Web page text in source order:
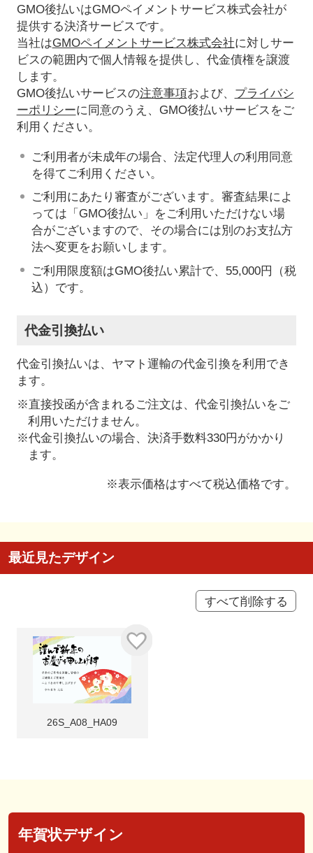
GMO後払いはGMOペイメントサービス株式会社が
提供する決済サービスです。
当社はGMOペイメントサービス株式会社に対しサー
ビスの範囲内で個人情報を提供し、代金債権を譲渡
します。
GMO後払いサービスの注意事項および、 プライバシ
ーポリシーに同意のうえ、GMO後払いサービスをご
利用ください。
ご利用者が未成年の場合、法定代理人の利用同意
を得てご利用ください。
ご利用にあたり審査がございます。審査結果によ
っては「GMO後払い」をご利用いただけない場
合がございますので、その場合には別のお支払方
法へ変更をお願いします。
ご利用限度額はGMO後払い累計で、55,000円（税
込）です。
代金引換払い
代金引換払いは、ヤマト運輸の代金引換を利用でき
ます。
※直接投函が含まれるご注文は、代金引換払いをご
利用いただけません。
※代金引換払いの場合、決済手数料330円がかかり
ます。
※表示価格はすべて税込価格です。
最近見たデザイン
すべて削除する
26S_A08_HA09
年賀状デザイン